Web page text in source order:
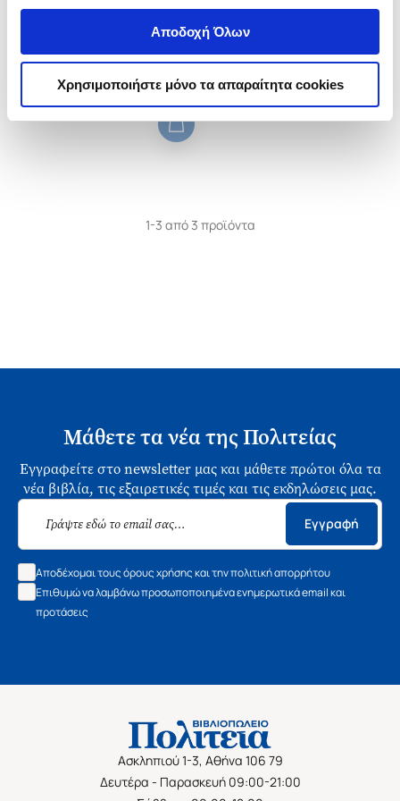
Αποδοχή Όλων
Χρησιμοποιήστε μόνο τα απαραίτητα cookies
ΤΟ ΚΟΚΚΙΝΟ ΛΟΥΛΟΥΔΙ ΚΑΙ ΑΛΛΑ
GARSHIN MIKHAILOVICH
VSEVOLOD
Κωδ. Πολιτείας:3690-0331
1-3 από 3 προϊόντα
Μάθετε τα νέα της Πολιτείας
Εγγραφείτε στο newsletter μας και μάθετε πρώτοι όλα τα
νέα βιβλία, τις εξαιρετικές τιμές και τις εκδηλώσεις μας.
Εγγραφή
Αποδέχομαι τους όρους χρήσης και την πολιτική απορρήτου
Επιθυμώ να λαμβάνω προσωποποιημένα ενημερωτικά email και
προτάσεις
Ασκληπιού 1-3, Αθήνα 106 79
Δευτέρα - Παρασκευή 09:00-21:00